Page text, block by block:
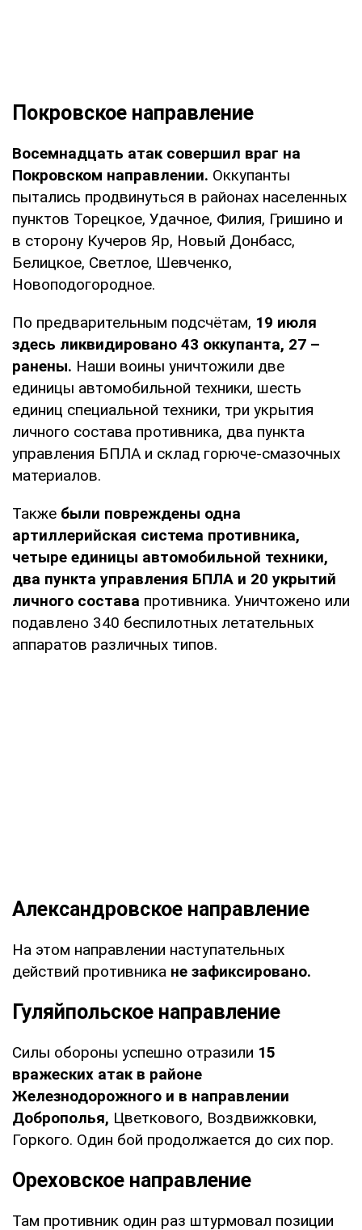
Покровское направление
Восемнадцать атак совершил враг на
Покровском направлении. Оккупанты
пытались продвинуться в районах населенных
пунктов Торецкое, Удачное, Филия, Гришино и
в сторону Кучеров Яр, Новый Донбасс,
Белицкое, Светлое, Шевченко,
Новоподогородное.
По предварительным подсчётам, 19 июля
здесь ликвидировано 43 оккупанта, 27 –
ранены. Наши воины уничтожили две
единицы автомобильной техники, шесть
единиц специальной техники, три укрытия
личного состава противника, два пункта
управления БПЛА и склад горюче-смазочных
материалов.
Также были повреждены одна
артиллерийская система противника,
четыре единицы автомобильной техники,
два пункта управления БПЛА и 20 укрытий
личного состава противника. Уничтожено или
подавлено 340 беспилотных летательных
аппаратов различных типов.
Александровское направление
На этом направлении наступательных
действий противника не зафиксировано.
Гуляйпольское направление
Силы обороны успешно отразили 15
вражеских атак в районе
Железнодорожного и в направлении
Доброполья, Цветкового, Воздвижковки,
Горкого. Один бой продолжается до сих пор.
Ореховское направление
Там противник один раз штурмовал позиции